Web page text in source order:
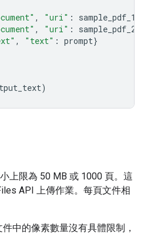
, "uri" : sample_pdf_1
, "uri" : sample_pdf_2
, "text" : prompt}
)
上限為 50 MB 或 1000 頁。這
API 上傳作業。每頁文件相
中的像素數量沒有具體限制，